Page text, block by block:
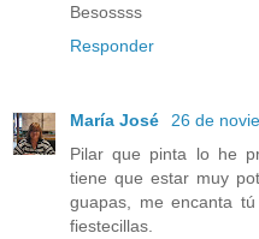
Besossss
Responder
María José
26 de
Pilar que pinta lo he
tiene que estar muy
guapas, me encanta
fiestecillas.